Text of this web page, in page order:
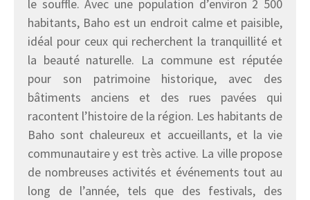
le souffle. Avec une population d’environ 2 500
habitants, Baho est un endroit calme et paisible,
idéal pour ceux qui recherchent la tranquillité et
la beauté naturelle. La commune est réputée
pour son patrimoine historique, avec des
bâtiments anciens et des rues pavées qui
racontent l’histoire de la région. Les habitants de
Baho sont chaleureux et accueillants, et la vie
communautaire y est très active. La ville propose
de nombreuses activités et événements tout au
long de l’année, tels que des festivals, des